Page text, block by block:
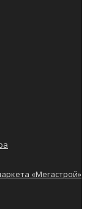
«Мегастрой»